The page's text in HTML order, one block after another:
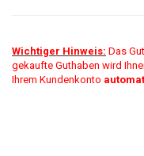
Wichtiger Hinweis: Das
gekaufte Guthaben wird
Ihrem Kundenkonto